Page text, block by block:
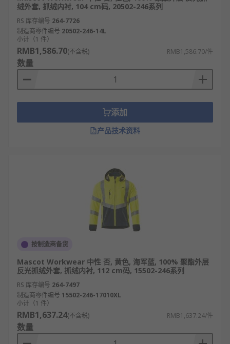
绒外套, 抓绒内衬, 104 cm码, 20502-246系列
RS 库存编号 264-7726
制造商零件编号 20502-246-14L
小计（1 件）
RMB1,586.70(不含税) RMB1,586.70/件
数量
添加
产品技术资料
按制造商备货
Mascot Workwear 中性 否, 黄色, 海军蓝, 100% 聚酯外层
反光抓绒外套, 抓绒内衬, 112 cm码, 15502-246系列
RS 库存编号 264-7497
制造商零件编号 15502-246-17010XL
小计（1 件）
RMB1,637.24(不含税) RMB1,637.24/件
数量